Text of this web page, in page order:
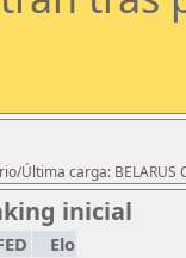
carga: BELARUS
inicial
Elo